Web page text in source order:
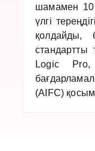
шамамен 10
үлгі
қолдайды,
Logic Pro,
(AIFC)